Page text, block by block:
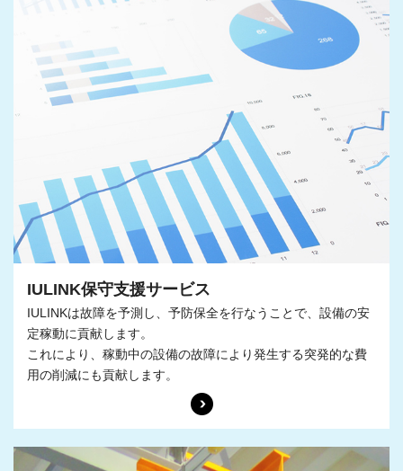
IULINK保守支援サービス
IULINKは故障を予測し、予防保全を行なうことで、設備の安
定稼動に貢献します。
これにより、稼動中の設備の故障により発生する突発的な費
用の削減にも貢献します。